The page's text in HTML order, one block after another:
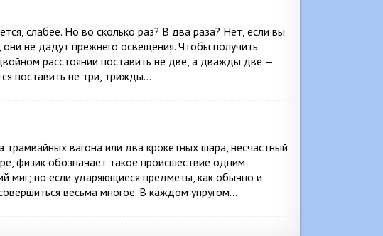
слабее. Но во сколько раз? В два раза? Нет, если вы
не дадут прежнего освещения. Чтобы получить
расстоянии поставить не две, а дважды две —
поставить не три, трижды…
вагона или два крокетных шара, несчастный
физик обозначает такое происшествие одним
миг; но если ударяющиеся предметы, как обычно и
весьма многое. В каждом упругом…